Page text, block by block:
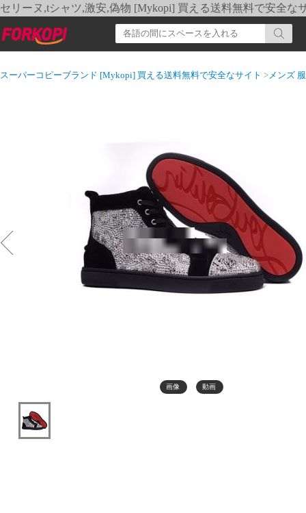
セリーヌ,tシャツ,激安,偽物 [Mykopi] 買える送料無料で安全な
スーパーコピーブランド [Mykopi] 買える送料無料で安全なサイト >メンズ 服
画像 動画